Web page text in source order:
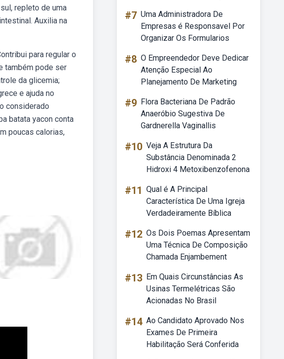
repleto de uma
Auxilia na
para regular o
também pode ser
da glicemia;
e ajuda no
considerado
batata yacon conta
poucas calorias,
#7 Uma Administradora De
Empresas é Responsavel Por
Organizar Os Formularios
#8 O Empreendedor Deve Dedicar
Atenção Especial Ao
Planejamento De Marketing
#9 Flora Bacteriana De Padrão
Anaeróbio Sugestiva De
Gardnerella Vaginallis
#10 Veja A Estrutura Da
Substância Denominada 2
Hidroxi 4 Metoxibenzofenona
#11 Qual é A Principal
Característica De Uma Igreja
Verdadeiramente Bíblica
#12 Os Dois Poemas Apresentam
Uma Técnica De Composição
Chamada Enjambement
#13 Em Quais Circunstâncias As
Usinas Termelétricas São
Acionadas No Brasil
#14 Ao Candidato Aprovado Nos
Exames De Primeira
Habilitação Será Conferida